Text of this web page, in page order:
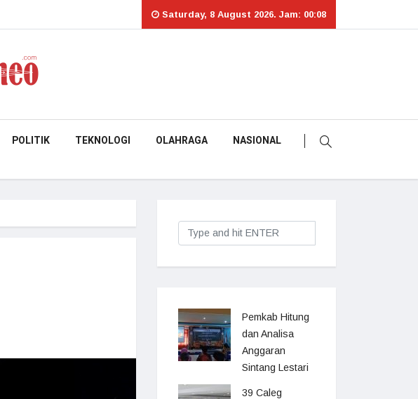
Saturday, 8 August 2026. Jam: 00:08
POLITIK TEKNOLOGI OLAHRAGA NASIONAL
Pemkab Hitung
dan Analisa
Anggaran
Sintang Lestari
39 Caleg